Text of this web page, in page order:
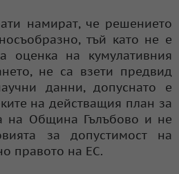
намират, че решението
тъй като не е
оценка на кумулативния
не са взети предвид
данни, допуснато е
на действащия план за
на Община Гълъбово и не
за допустимост на
правото на ЕС.